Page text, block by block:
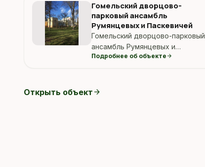
Гомельский дворцово-
парковый ансамбль
Румянцевых и Паскевичей
Гомельский дворцово-парковый
ансамбль Румянцевых и
Паскевичей. Ориентир: гомель
Подробнее об объекте arrow_forward
Открыть объект arrow_forward